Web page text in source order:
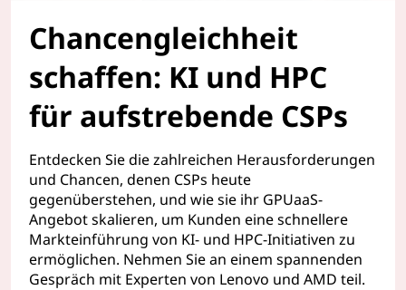
Chancengleichheit
schaffen: KI und HPC
für aufstrebende CSPs
Entdecken Sie die zahlreichen Herausforderungen
und Chancen, denen CSPs heute
gegenüberstehen, und wie sie ihr GPUaaS-
Angebot skalieren, um Kunden eine schnellere
Markteinführung von KI- und HPC-Initiativen zu
ermöglichen. Nehmen Sie an einem spannenden
Gespräch mit Experten von Lenovo und AMD teil.